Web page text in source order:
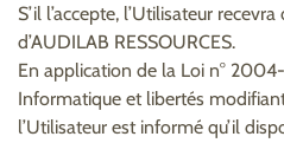
S’il l’accepte, l’Utilisateur
d’AUDILAB RESSOURCES.
En application de la Loi n°
Informatique et libertés
l’Utilisateur est informé qu’il